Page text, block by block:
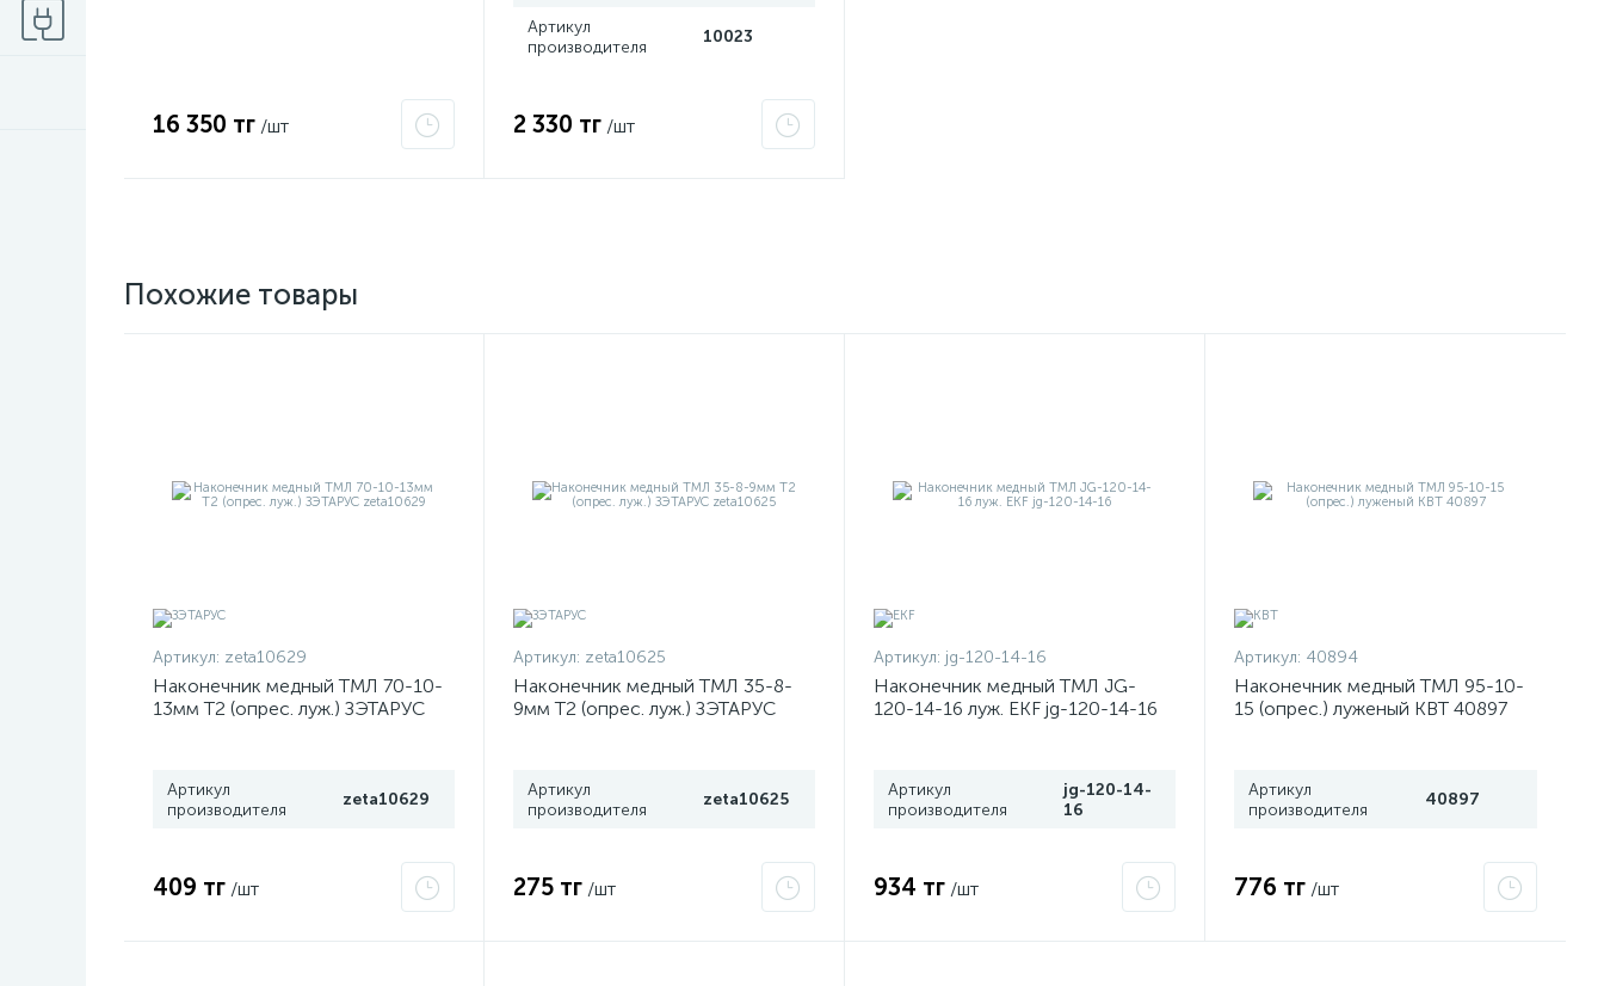
16 350 тг /шт
Артикул
производителя
10023
2 330 тг /шт
Похожие товары
Артикул: zeta10629
Наконечник медный ТМЛ 70-10-
13мм Т2 (опрес. луж.) ЗЭТАРУС
Артикул
производителя
zeta10629
409 тг /шт
Артикул: zeta10625
Наконечник медный ТМЛ 35-8-
9мм Т2 (опрес. луж.) ЗЭТАРУС
Артикул
производителя
zeta10625
275 тг /шт
Артикул: jg-120-14-16
Наконечник медный ТМЛ JG-
120-14-16 луж. EKF jg-120-14-16
Артикул
производителя
jg-120-14-
16
934 тг /шт
Артикул: 40894
Наконечник медный ТМЛ 95-10-
15 (опрес.) луженый КВТ 40897
Артикул
производителя
40897
776 тг /шт